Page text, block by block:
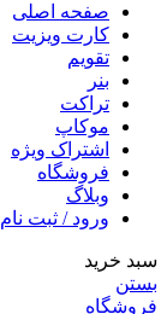
صفحه اصلی
کارت ویزیت
تقویم
بنر
تراکت
موکاپ
اشتراک ویژه
فروشگاه
وبلاگ
ورود / ثبت نام
سبد خرید
بستن
فروشگاه